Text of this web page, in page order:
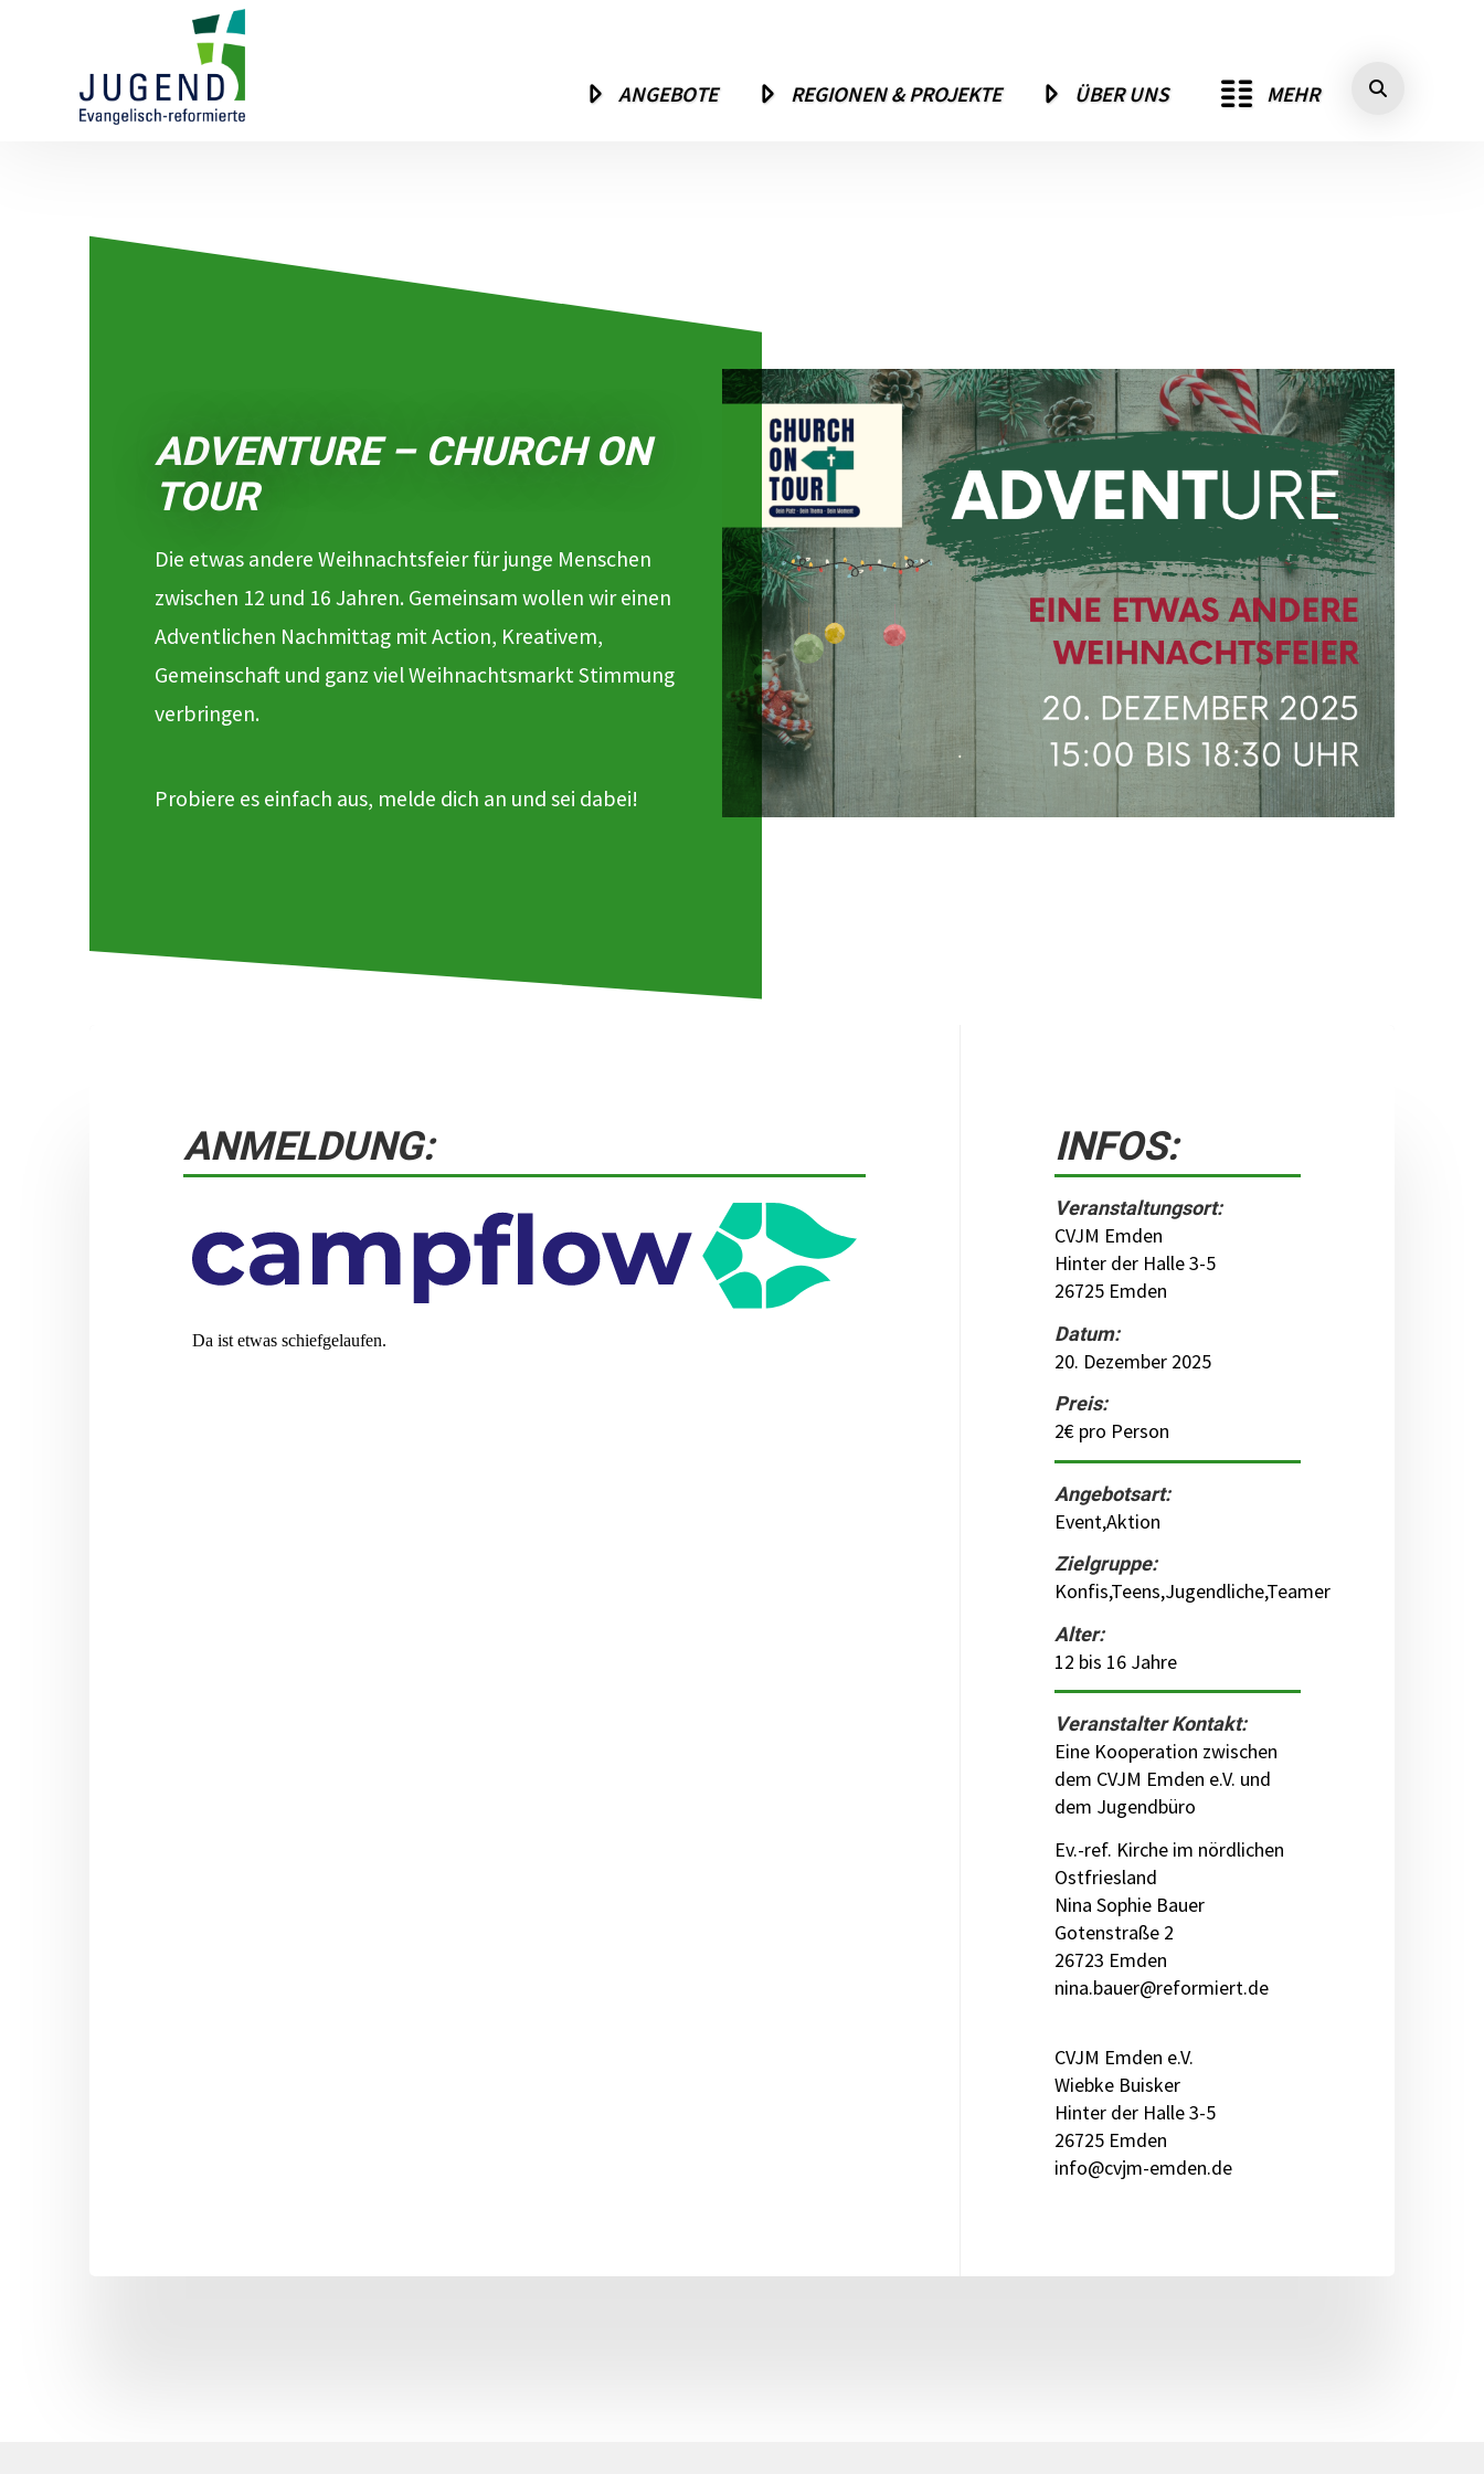
ANGEBOTE REGIONEN & PROJEKTE ÜBER UNS MEHR
ADVENTURE – CHURCH ON
TOUR
Die etwas andere Weihnachtsfeier für junge Menschen
zwischen 12 und 16 Jahren. Gemeinsam wollen wir einen
Adventlichen Nachmittag mit Action, Kreativem,
Gemeinschaft und ganz viel Weihnachtsmarkt Stimmung
verbringen.
Probiere es einfach aus, melde dich an und sei dabei!
ANMELDUNG: INFOS:
Veranstaltungsort:
CVJM Emden
Hinter der Halle 3-5
26725 Emden
Datum:
20. Dezember 2025
Preis:
2€ pro Person
Angebotsart:
Event,Aktion
Zielgruppe:
Konfis,Teens,Jugendliche,Teamer
Alter:
12 bis 16 Jahre
Veranstalter Kontakt:
Eine Kooperation zwischen
dem CVJM Emden e.V. und
dem Jugendbüro
Ev.-ref. Kirche im nördlichen
Ostfriesland
Nina Sophie Bauer
Gotenstraße 2
26723 Emden
nina.bauer@reformiert.de
CVJM Emden e.V.
Wiebke Buisker
Hinter der Halle 3-5
26725 Emden
info@cvjm-emden.de